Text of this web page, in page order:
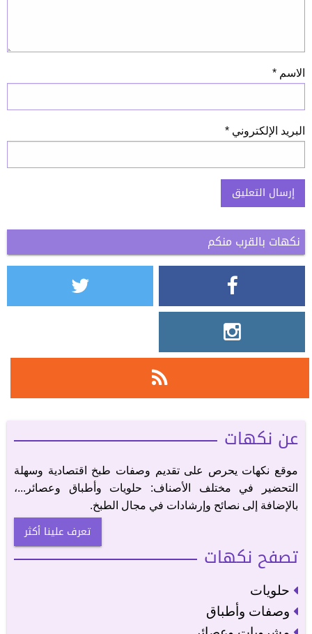
الاسم *
البريد الإلكتروني *
Alternative:
نكهات بالقرب منكم
عن نكهات
موقع نكهات يحرص على تقديم وصفات طبخ اقتصادية وسهلة
التحضير في مختلف الأصناف: حلويات وأطباق وعصائر...،
بالإضافة إلى نصائح وإرشادات في مجال الطبخ.
تعرف علينا أكثر
تصفح نكهات
حلويات
وصفات وأطباق